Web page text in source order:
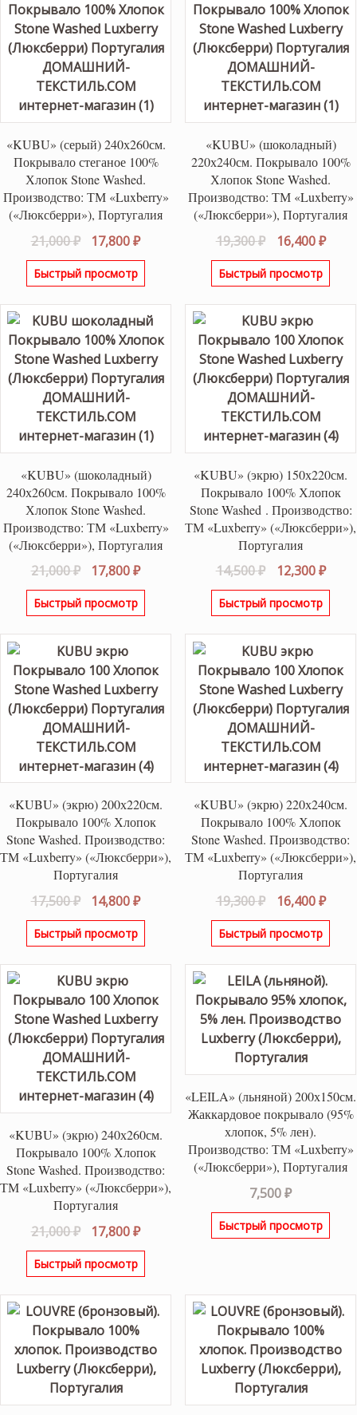
«KUBU» (серый) 240х260см.
Покрывало стеганое 100%
Хлопок Stone Washed.
Производство: ТМ «Luxberry»
(«Люксберри»), Португалия
21,000₽
Первоначальная
цена
составляла
17,800₽Текущая
цена:
Быстрый просмотр
«KUBU» (шоколадный)
220х240см. Покрывало 100%
Хлопок Stone Washed.
Производство: ТМ «Luxberry»
(«Люксберри»), Португалия
19,300₽
цена
составляла
16,400₽
Быстрый просмотр
«KUBU» (шоколадный)
240х260см. Покрывало 100%
Хлопок Stone Washed.
Производство: ТМ «Luxberry»
(«Люксберри»), Португалия
21,000₽
Первоначальная
цена
составляла
17,800₽Текущая
цена:
Быстрый просмотр
«KUBU» (экрю) 150х220см.
Покрывало 100% Хлопок
Stone Washed . Производство:
ТМ «Luxberry» («Люксберри»),
Португалия
14,500₽
цена
составляла
12,300₽
Быстрый просмотр
«KUBU» (экрю) 200х220см.
Покрывало 100% Хлопок
Stone Washed. Производство:
ТМ «Luxberry» («Люксберри»),
Португалия
17,500₽
Первоначальная
цена
составляла
14,800₽Текущая
цена:
Быстрый просмотр
«KUBU» (экрю) 220х240см.
Покрывало 100% Хлопок
Stone Washed. Производство:
ТМ «Luxberry» («Люксберри»),
Португалия
19,300₽
цена
составляла
16,400₽
Быстрый просмотр
«KUBU» (экрю) 240х260см.
Покрывало 100% Хлопок
Stone Washed. Производство:
ТМ «Luxberry» («Люксберри»),
Португалия
21,000₽
Первоначальная
цена
составляла
17,800₽Текущая
цена:
Быстрый просмотр
«LEILA» (льняной) 200х150см.
Жаккардовое покрывало (95%
хлопок, 5% лен).
Производство: ТМ «Luxberry»
(«Люксберри»), Португалия
7,500₽
Быстрый просмотр